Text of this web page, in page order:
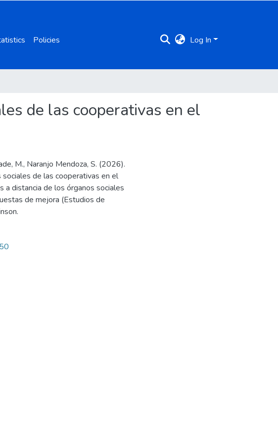
Policies Log In
de las cooperativas en el
M., Naranjo Mendoza, S. (2026).
de las cooperativas en el
a distancia de los órganos sociales
de mejora (Estudios de